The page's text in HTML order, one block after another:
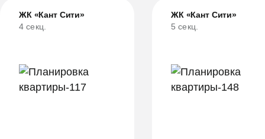
ЖК «Кант Сити»
4 секц.
ЖК «Кант Сити»
5 секц.